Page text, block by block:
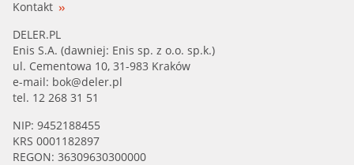
BMW (11 51 1 720 892)
BMW (11 51 1 720 893)
BMW (11 51 9 070 760)
Kontakt
DELER.PL
Enis S.A. (dawniej: Enis sp. z o.o. sp.k.)
ul. Cementowa 10, 31-983 Kraków
e-mail: bok@deler.pl
tel. 12 268 31 51
NIP: 9452188455
KRS 0001182897
REGON: 36309630300000